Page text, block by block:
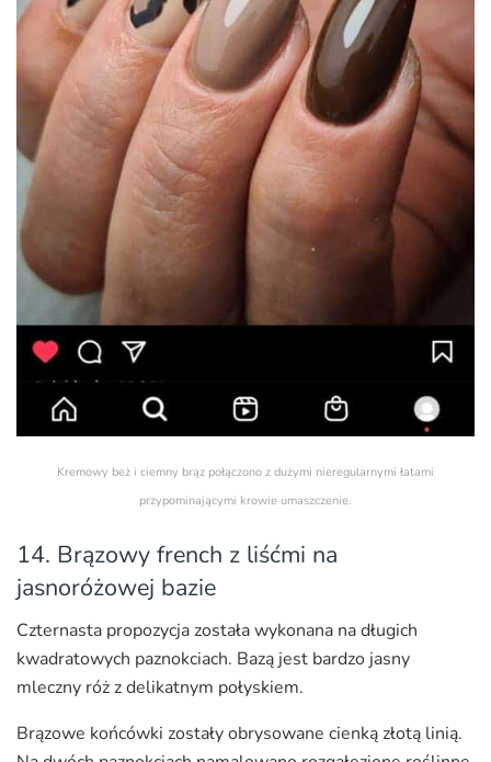
Kremowy beż i ciemny brąz połączono z dużymi nieregularnymi łatami
przypominającymi krowie umaszczenie.
14. Brązowy french z liśćmi na
jasnoróżowej bazie
Czternasta propozycja została wykonana na długich
kwadratowych paznokciach. Bazą jest bardzo jasny
mleczny róż z delikatnym połyskiem.
Brązowe końcówki zostały obrysowane cienką złotą linią.